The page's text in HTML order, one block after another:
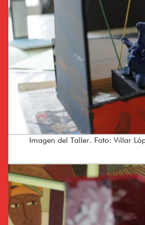
Imagen del Taller. Foto: Villar